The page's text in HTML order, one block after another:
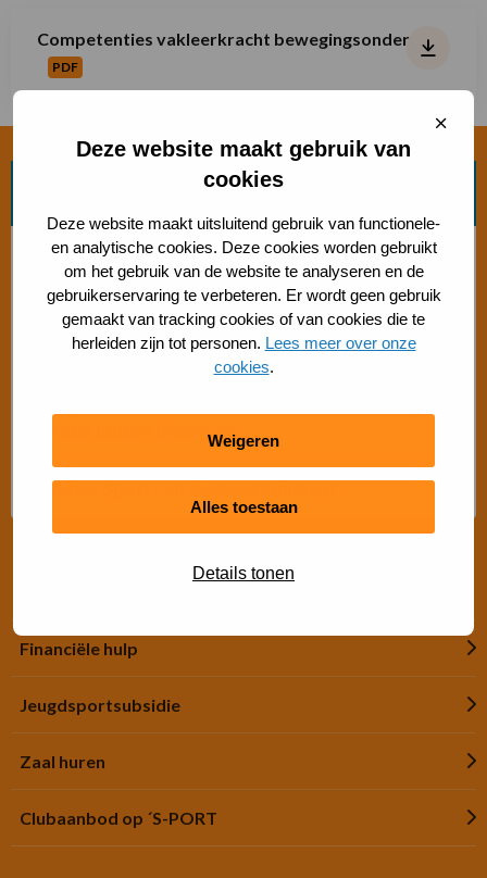
Deze website maakt gebruik van
cookies
Deze website maakt uitsluitend gebruik van functionele-
en analytische cookies. Deze cookies worden gebruikt
om het gebruik van de website te analyseren en de
gebruikerservaring te verbeteren. Er wordt geen gebruik
gemaakt van tracking cookies of van cookies die te
herleiden zijn tot personen. Lees meer over onze
cookies.
Weigeren
Alles toestaan
Details tonen
Sluit
Competenties vakleerkracht bewegingsonderwijs
PDF
Download:
Competenties
bewegingsonderwijs
Bosch beweegaanbod
Sporten met beperking
Gratis buiten bewegen
Advies Sport- en Beweegadviseur
Financiële hulp
Jeugdsportsubsidie
Zaal huren
Clubaanbod op ´S-PORT